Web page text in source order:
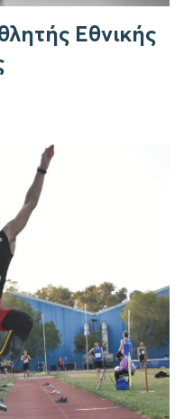
Εθνικής